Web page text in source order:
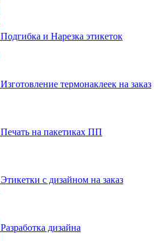
Подгибка и Нарезка этикеток
Изготовление термонаклеек на заказ
Печать на пакетиках ПП
Этикетки с дизайном на заказ
Разработка дизайна